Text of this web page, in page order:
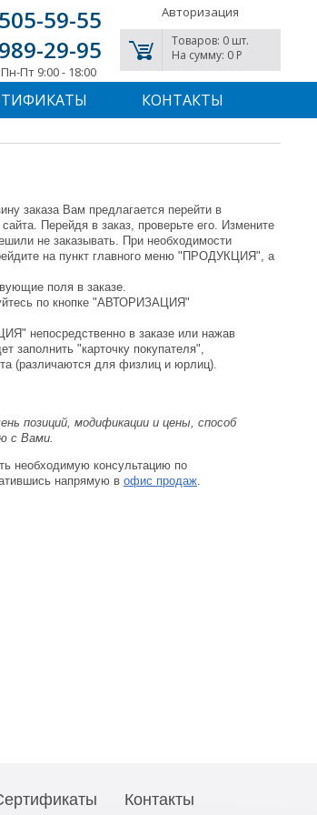
59-55
29-95
Пт 9:00 - 18:00
Авторизация
Товаров: 0 шт.
На сумму: 0 P
КОНТАКТЫ
заказа Вам предлагается перейти в
Перейдя в заказ, проверьте его. Измените
не заказывать. При необходимости
на пункт главного меню "ПРОДУКЦИЯ", а
поля в заказе.
по кнопке "АВТОРИЗАЦИЯ"
непосредственно в заказе или нажав
заполнить "карточку покупателя",
(различаются для физлиц и юрлиц).
позиций, модификации и цены, способ
с Вами.
необходимую консультацию по
напрямую в офис продаж.
Контакты